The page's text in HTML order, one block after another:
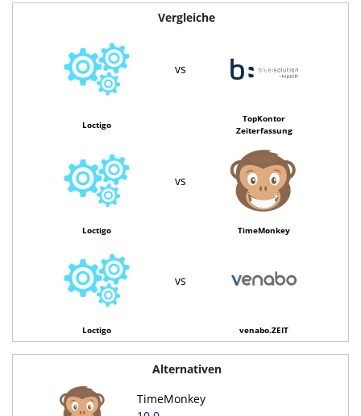
Vergleiche
vs
Loctigo
TopKontor
Zeiterfassung
vs
Loctigo TimeMonkey
vs
Loctigo venabo.ZEIT
Alternativen
TimeMonkey